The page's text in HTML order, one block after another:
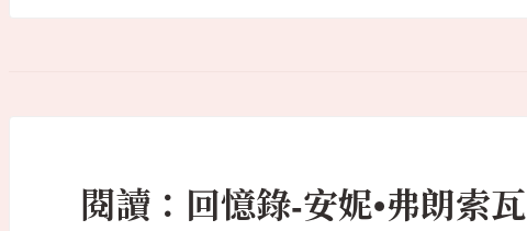
閱讀：回憶錄-安妮•弗朗索瓦